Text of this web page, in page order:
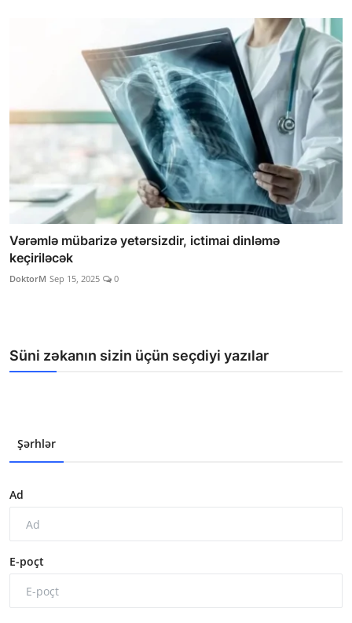
Vərəmlə mübarizə yetərsizdir, ictimai dinləmə
keçiriləcək
DoktorM Sep 15, 2025 0
Süni zəkanın sizin üçün seçdiyi yazılar
Şərhlər
Ad
E-poçt